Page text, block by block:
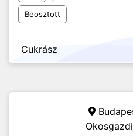
Beosztott
Cukrász